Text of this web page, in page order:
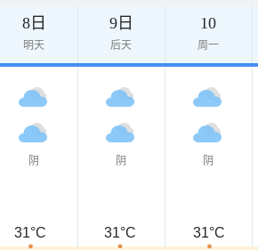
8日
明天
9日
后天
10
周一
阴 阴 阴
31°C 31°C 31°C